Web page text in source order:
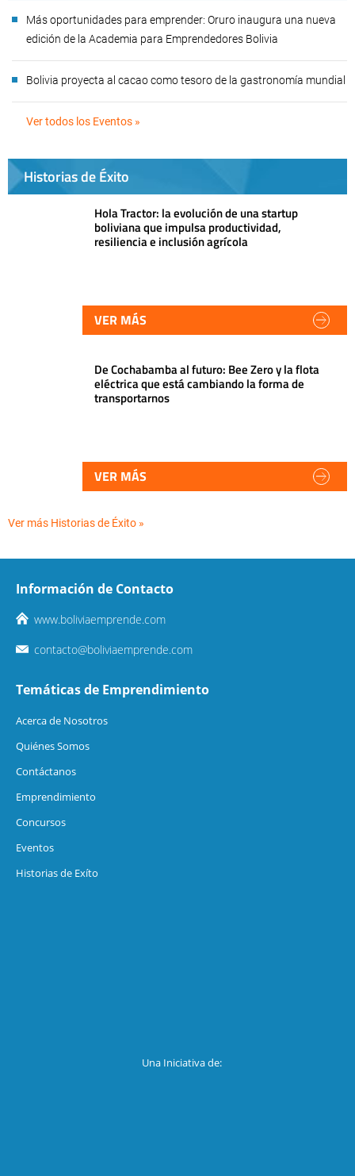
Más oportunidades para emprender: Oruro inaugura una nueva
edición de la Academia para Emprendedores Bolivia
Bolivia proyecta al cacao como tesoro de la gastronomía mundial
Ver todos los Eventos »
Historias de Éxito
Hola Tractor: la evolución de una startup
boliviana que impulsa productividad,
resiliencia e inclusión agrícola
VER MÁS
De Cochabamba al futuro: Bee Zero y la flota
eléctrica que está cambiando la forma de
transportarnos
VER MÁS
Ver más Historias de Éxito »
Información de Contacto
www.boliviaemprende.com
contacto@boliviaemprende.com
Temáticas de Emprendimiento
Acerca de Nosotros
Quiénes Somos
Contáctanos
Emprendimiento
Concursos
Eventos
Historias de Exíto
Una Iniciativa de: